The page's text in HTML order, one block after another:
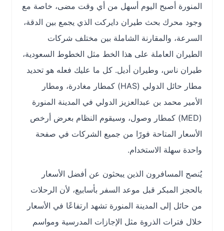
المنورة أصبح اليوم أسهل من أي وقت مضى، خاصة مع
وجود محرك بحث طيران دايركت الذي يجمع بين الدقة،
السرعة، والمقارنة الشاملة بين مختلف شركات
الطيران العاملة على هذا الخط مثل الخطوط السعودية،
طيران ناس، وطيران أديل. كل ما عليك فعله هو تحديد
مطار حائل الدولي (HAS) كمطار مغادرة، ومطار
الأمير محمد بن عبدالعزيز الدولي في المدينة المنورة
(MED) كمطار وصول، وسيقوم النظام بعرض أرخص
الأسعار المتاحة فورًا من جميع الشركات في صفحة
واحدة سهلة الاستخدام.
يُنصح المسافرون الذين يبحثون عن أفضل الأسعار
بالحجز المبكر قبل موعد السفر بأسابيع، لأن الرحلات
من حائل إلى المدينة المنورة تشهد ارتفاعًا في الأسعار
خلال فترات الذروة مثل الإجازات المدرسية ومواسم